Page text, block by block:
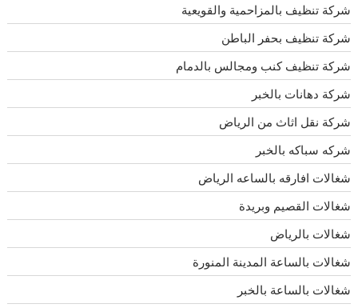
شركة تنظيف بالمزاحمية والقويعية
شركة تنظيف بحفر الباطن
شركة تنظيف كنب ومجالس بالدمام
شركة دهانات بالخبر
شركة نقل اثاث من الرياض
شركه سباكه بالخبر
شغالات افارقه بالساعه الرياض
شغالات القصيم وبريدة
شغالات بالرياض
شغالات بالساعة المدينة المنورة
شغالات بالساعة بالخبر